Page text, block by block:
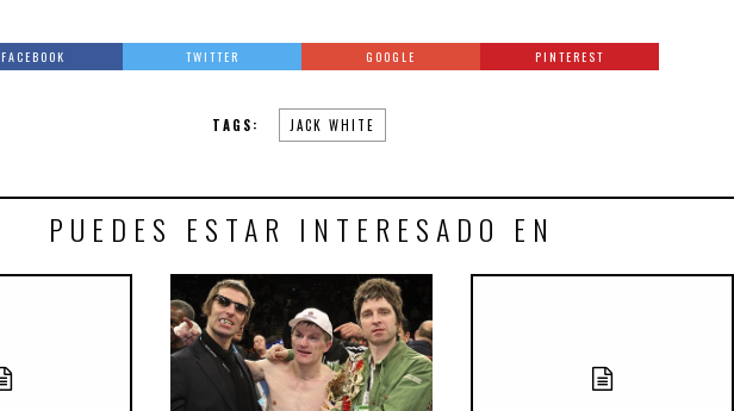
FACEBOOK TWITTER GOOGLE PINTEREST
TAGS: JACK WHITE
PUEDES ESTAR INTERESADO EN